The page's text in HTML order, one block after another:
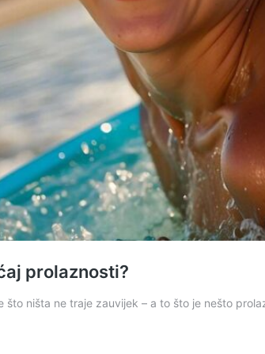
prolaznosti?
ništa ne traje zauvijek – a to što je nešto